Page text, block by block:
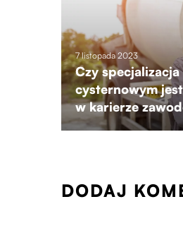
7 listopada 2023
Czy
cysternowym
w karierze
DODAJ